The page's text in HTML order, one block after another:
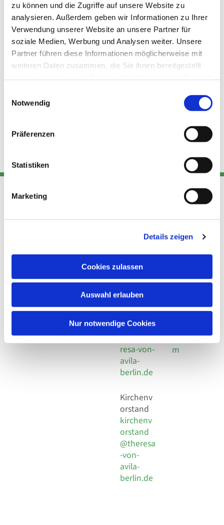
zu können und die Zugriffe auf unsere Website zu
analysieren. Außerdem geben wir Informationen zu Ihrer
Verwendung unserer Website an unsere Partner für
soziale Medien, Werbung und Analysen weiter. Unsere
Partner führen diese Informationen möglicherweise mit
weiteren Daten zusammen, die Sie ihnen bereitgestellt
Notwendig
Präferenzen
Statistiken
Marketing
Details zeigen
Cookies zulassen
Auswahl erlauben
Nur notwendige Cookies
Adresse
Kirchengemeinde Pfarrei
Hl. Theresa von Avila Berlin
Leitender Pfarrer - Norbert
Behaimstr. 39
Kont
Telefon
+49 30
924 64 28
Fax +49
30 924 54
18
E-Mail
info@the
resa-von-
avila-
berlin.de
Kirchenv
orstand
kirchenv
orstand
@theresa
-von-
avila-
berlin.de
Links
Datensch
utz
Social
Impressu
m